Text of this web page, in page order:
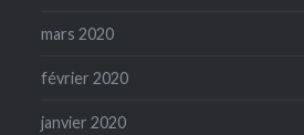
mars 2020
février 2020
janvier 2020